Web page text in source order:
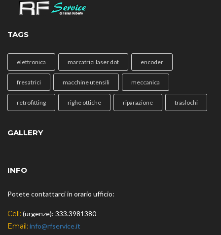
TAGS
elettronica marcatrici laser dot encoder
fresatrici macchine utensili meccanica
retrofitting righe ottiche riparazione traslochi
GALLERY
INFO
Potete contattarci in orario ufficio:
Cell: (urgenze): 333.3981380
Email: info@rfservice.it